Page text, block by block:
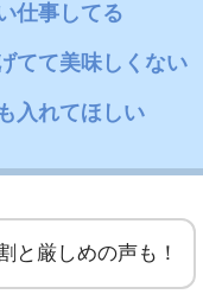
仕事してる
てて美味しくない
入れてほしい
と厳しめの声も！